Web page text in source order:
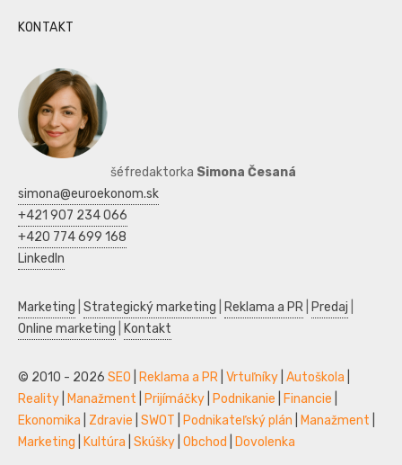
KONTAKT
šéfredaktorka Simona Česaná
simona@euroekonom.sk
+421 907 234 066
+420 774 699 168
LinkedIn
Marketing Strategický marketing Reklama a PR Predaj
Online marketing
Kontakt
© 2010 - 2026 SEO Reklama a PR Vrtuľníky Autoškola
Reality
Manažment Prijímáčky Podnikanie Financie
Ekonomika
Zdravie SWOT Podnikateľský plán Manažment
Marketing
Kultúra Skúšky Obchod Dovolenka